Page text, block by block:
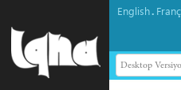
English.
Desktop